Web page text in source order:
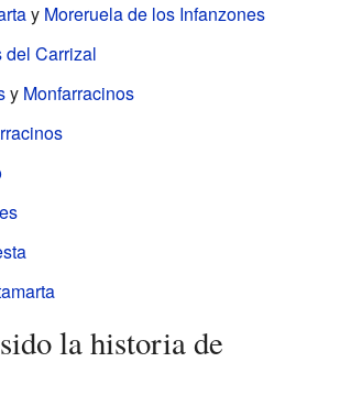
y Moreruela de los Infanzones
del Carrizal
y Monfarracinos
la historia de